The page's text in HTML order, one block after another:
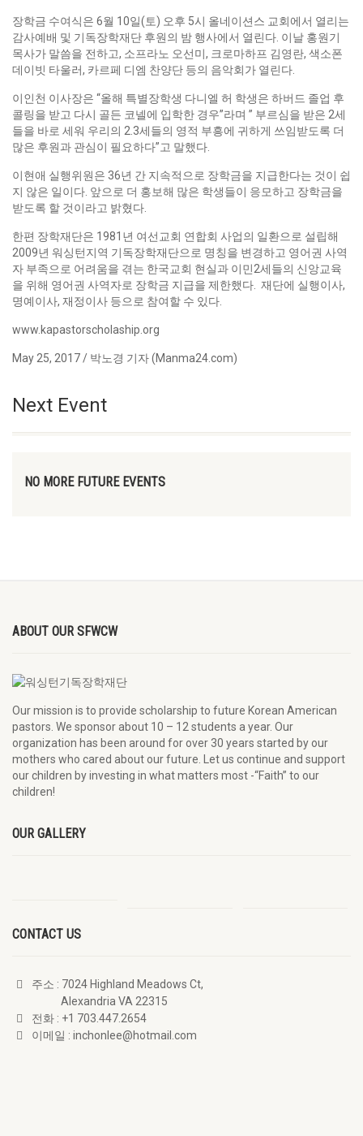
장학금 수여식은 6월 10일(토) 오후 5시 올네이션스 교회에서 열리는
감사예배 및 기독장학재단 후원의 밤 행사에서 열린다. 이날 홍원기
목사가 말씀을 전하고, 소프라노 오선미, 크로마하프 김영란, 색소폰
데이빗 타울러, 카르페 디엠 찬양단 등의 음악회가 열린다.
이인천 이사장은 “올해 특별장학생 다니엘 허 학생은 하버드 졸업 후
콜링을 받고 다시 골든 코넬에 입학한 경우”라며 ” 부르심을 받은 2세
들을 바로 세워 우리의 2.3세들의 영적 부흥에 귀하게 쓰임받도록 더
많은 후원과 관심이 필요하다”고 말했다.
이현애 실행위원은 36년 간 지속적으로 장학금을 지급한다는 것이 쉽
지 않은 일이다. 앞으로 더 홍보해 많은 학생들이 응모하고 장학금을
받도록 할 것이라고 밝혔다.
한편 장학재단은 1981년 여선교회 연합회 사업의 일환으로 설립해
2009년 워싱턴지역 기독장학재단으로 명칭을 변경하고 영어권 사역
자 부족으로 어려움을 겪는 한국교회 현실과 이민2세들의 신앙교육
을 위해 영어권 사역자로 장학금 지급을 제한했다. 재단에 실행이사,
명예이사, 재정이사 등으로 참여할 수 있다.
www.kapastorscholaship.org
May 25, 2017 / 박노경 기자 (Manma24.com)
Next Event
NO MORE FUTURE EVENTS
ABOUT OUR SFWCW
Our mission is to provide scholarship to future Korean American
pastors. We sponsor about 10 – 12 students a year. Our
organization has been around for over 30 years started by our
mothers who cared about our future. Let us continue and support
our children by investing in what matters most -“Faith” to our
children!
OUR GALLERY
CONTACT US
주소 : 7024 Highland Meadows Ct,
Alexandria VA 22315
전화 : +1 703.447.2654
이메일 : inchonlee@hotmail.com